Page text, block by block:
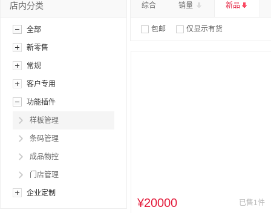
店内分类
全部
新零售
常规
客户专用
功能插件
样板管理
条码管理
成品物控
门店管理
企业定制
综合 销量 新品
包邮 仅显示有货
¥20000
已售1件